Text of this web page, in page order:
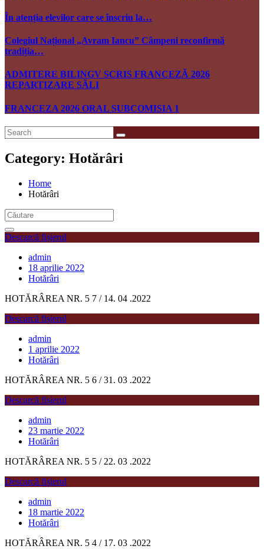
În atenția elevilor care se înscriu la…
Colegiul Național „Avram Iancu” Câmpeni reconfirmă
tradiția…
ADMITERE BILINGV SCRIS FRANCEZĂ 2026
REPARTIZARE SĂLI
FRANCEZA 2026 ORAL SUBCOMISIA 1
Category: Hotărâri
Home
Hotărâri
Descarcă fișierul
admin
18 aprilie 2022
Hotărâri
HOTĂRÂREA NR. 5 7 / 14. 04 .2022
Descarcă fișierul
admin
1 aprilie 2022
Hotărâri
HOTĂRÂREA NR. 5 6 / 31. 03 .2022
Descarcă fișierul
admin
23 martie 2022
Hotărâri
HOTĂRÂREA NR. 5 5 / 22. 03 .2022
Descarcă fișierul
admin
18 martie 2022
Hotărâri
HOTĂRÂREA NR. 5 4 / 17. 03 .2022